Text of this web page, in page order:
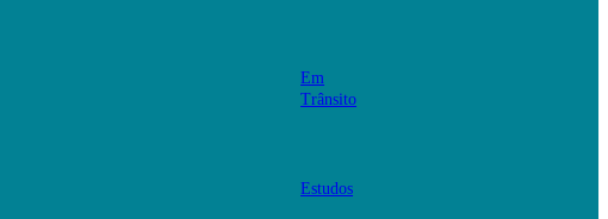
Em
Trânsito
Estudos